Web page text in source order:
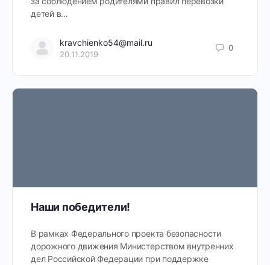
детей в…
kravchienko54@mail.ru
20.11.2019
0
Наши победители!
В рамках Федерального проекта безопасности
дорожного движения Министерством внутренних
дел Российской Федерации при поддержке